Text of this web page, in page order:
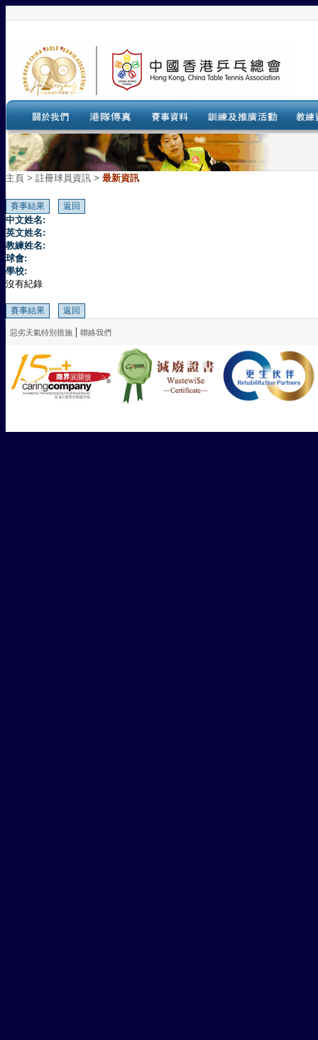
主頁 > 註冊球員資訊 > 最新資訊
中文姓名:
英文姓名:
教練姓名:
球會:
學校:
沒有紀錄